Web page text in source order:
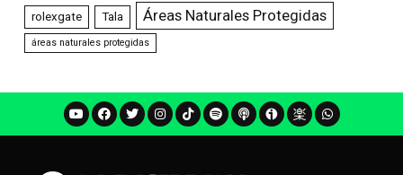
rolexgate Tala Áreas Naturales Protegidas
áreas naturales protegidas